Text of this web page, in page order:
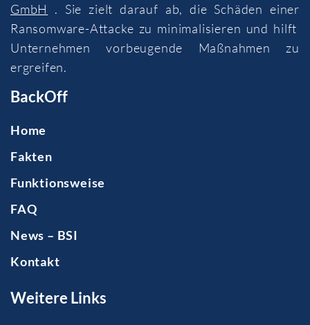
GmbH
. Sie zielt darauf ab, die Schäden einer
Ransomware-Attacke zu minimalisieren und hilft
Unternehmen vorbeugende Maßnahmen zu
ergreifen.
BackOff
Home
Fakten
Funktionsweise
FAQ
News – BSI
Kontakt
Weitere Links